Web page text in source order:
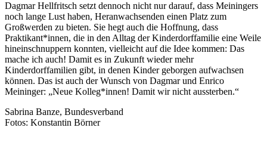
Dagmar Hellfritsch setzt dennoch nicht nur darauf, dass Meiningers
noch lange Lust haben, Heranwachsenden einen Platz zum
Großwerden zu bieten. Sie hegt auch die Hoffnung, dass
Praktikant*innen, die in den Alltag der Kinderdorffamilie eine Weile
hineinschnuppern konnten, vielleicht auf die Idee kommen: Das
mache ich auch! Damit es in Zukunft wieder mehr
Kinderdorffamilien gibt, in denen Kinder geborgen aufwachsen
können. Das ist auch der Wunsch von Dagmar und Enrico
Meininger: „Neue Kolleg*innen! Damit wir nicht aussterben.“
Sabrina Banze, Bundesverband
Fotos: Konstantin Börner